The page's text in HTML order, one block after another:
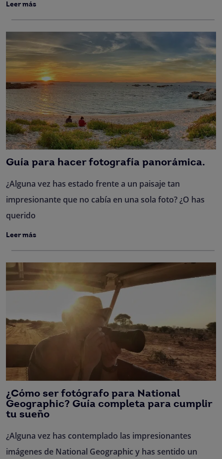
Leer más
Guía para hacer fotografía panorámica.
¿Alguna vez has estado frente a un paisaje tan
impresionante que no cabía en una sola foto? ¿O has
querido
Leer más
¿Cómo ser fotógrafo para National
Geographic? Guía completa para cumplir
tu sueño
¿Alguna vez has contemplado las impresionantes
imágenes de National Geographic y has sentido un